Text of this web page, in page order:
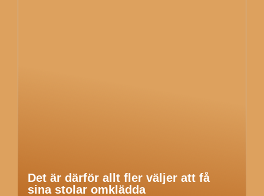
Det är därför allt fler väljer att få
sina stolar omklädda